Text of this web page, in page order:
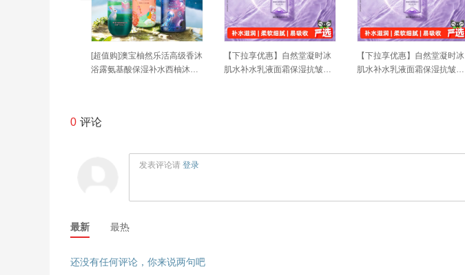
[超值购]澳宝柚然乐活高级香沐
浴露氨基酸保湿补水西柚沐浴3
【下拉享优惠】自然堂凝时冰
肌水补水乳液面霜保湿抗皱紧
【下拉享优惠】自然堂凝时冰
肌水补水乳液面霜保湿抗皱紧
0 评论
发表评论请 登录
最新 最热
还没有任何评论，你来说两句吧